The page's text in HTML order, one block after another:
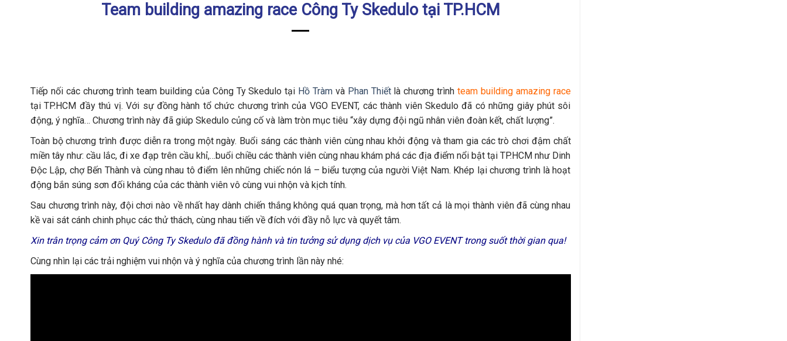
Team building amazing race Công Ty Skedulo tại TP.HCM
Tiếp nối các chương trình team building của Công Ty Skedulo tại Hồ Tràm và Phan Thiếtlà chương trìnhteam building amazing race
tại TP.HCM đầy thú vị. Với sự đồng hành tổ chức chương trình của VGO EVENT, các thành viên Skedulo đã có những giây phút sôi
động, ý nghĩa… Chương trình này đã giúp Skedulo củng cố và làm tròn mục tiêu “xây dựng đội ngũ nhân viên đoàn kết, chất lượng”.
Toàn bộ chương trình được diễn ra trong một ngày. Buổi sáng các thành viên cùng nhau khởi động và tham gia các trò chơi đậm chất
miền tây như: cầu lắc, đi xe đạp trên cầu khỉ,…buổi chiều các thành viên cùng nhau khám phá các địa điểm nổi bật tại TP.HCM như Dinh
Độc Lập, chợ Bến Thành và cùng nhau tô điểm lên những chiếc nón lá – biểu tượng của người Việt Nam. Khép lại chương trình là hoạt
động bắn súng sơn đối kháng của các thành viên vô cùng vui nhộn và kịch tính.
Sau chương trình này, đội chơi nào về nhất hay dành chiến thắng không quá quan trọng, mà hơn tất cả là mọi thành viên đã cùng nhau
kề vai sát cánh chinh phục các thử thách, cùng nhau tiến về đích với đầy nỗ lực và quyết tâm.
Xin trân trọng cảm ơn Quý Công Ty Skedulo đã đồng hành và tin tưởng sử dụng dịch vụ của VGO EVENT trong suốt thời gian qua!
Cùng nhìn lại các trải nghiệm vui nhộn và ý nghĩa của chương trình lần này nhé: